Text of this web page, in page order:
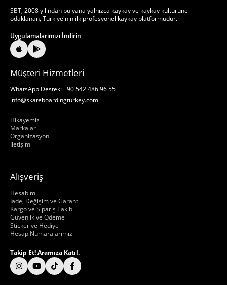
SBT, 2008 yılından bu yana yalnızca kaykay ve kaykay kültürüne
odaklanan, Türkiye'nin ilk profesyonel kaykay platformudur.
Uygulamalarımızı İndirin
Müşteri Hizmetleri
WhatsApp Destek: +90 542 486 96 55
info@skateboardingturkey.com
Hikayemiz
Markalar
Organizasyon
İletişim
Alışveriş
Hakkımızda
Hesabım
İade, Değişim ve Garanti
Kargo ve Sipariş Takibi
Güvenlik ve Ödeme
Sticker ve Hediye
Hesap Numaralarımız
Takip Et! Aramıza Katıl.